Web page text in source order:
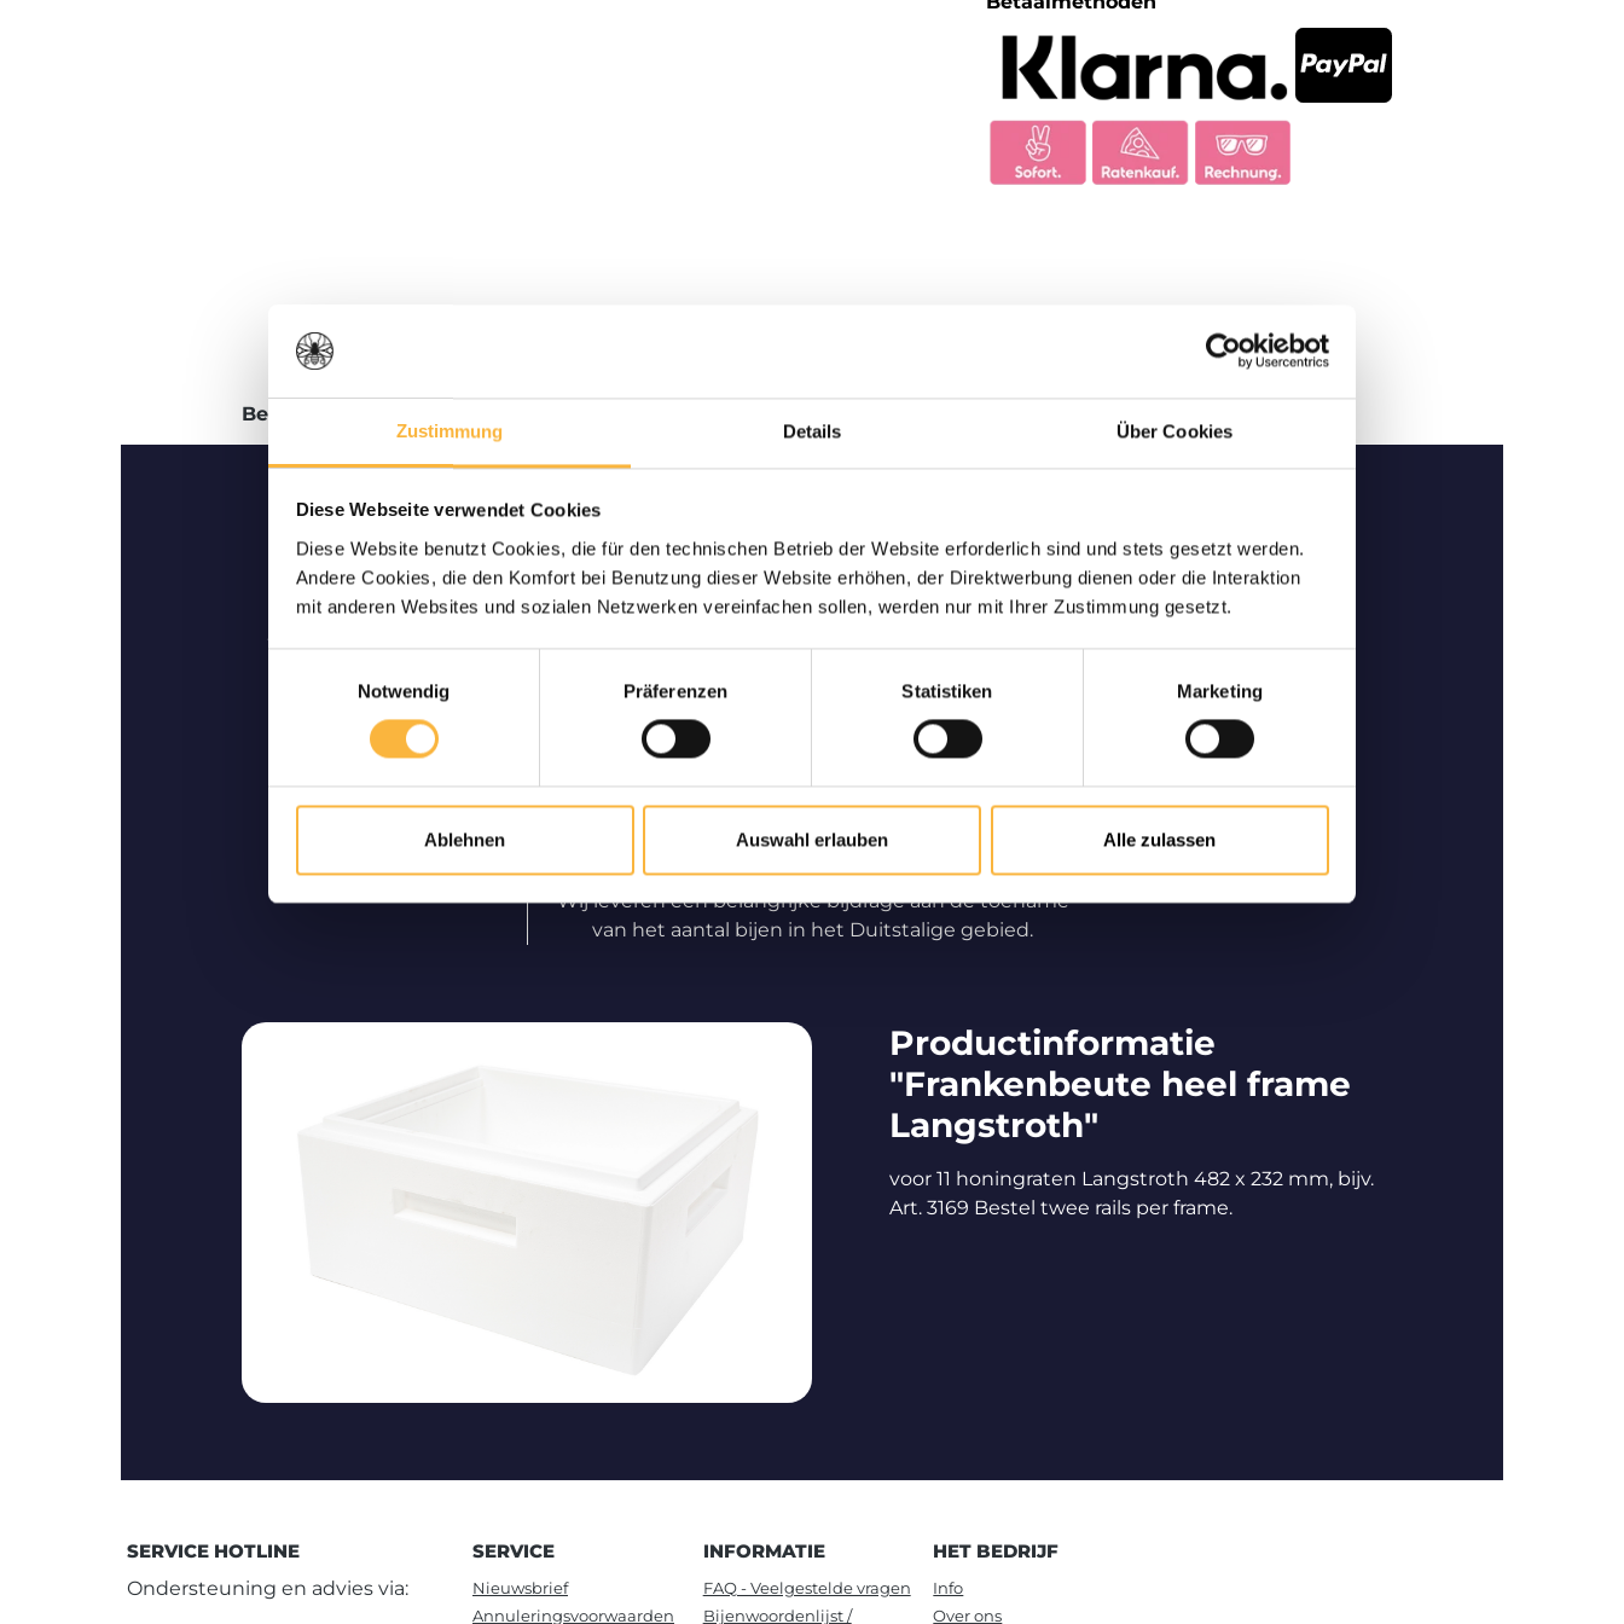
Zustimmung Details Über Cookies
Diese Webseite verwendet Cookies
Diese Website benutzt Cookies, die für den technischen Betrieb der Website erforderlich sind und stets gesetzt werden.
Andere Cookies, die den Komfort bei Benutzung dieser Website erhöhen, der Direktwerbung dienen oder die Interaktion
mit anderen Websites und sozialen Netzwerken vereinfachen sollen, werden nur mit Ihrer Zustimmung gesetzt.
Notwendig
Präferenzen Statistiken Marketing
Ablehnen Auswahl erlauben Alle zulassen
Beschrijving
Levende levering gegarandeerd
Wij garanderen u een levende en veilige levering bij u
Alleen bijen van hoge kwaliteit
Langdurige partner en specialist in het Duitstalige
hoogwaardige bijen.
Professionele bijenteelt
Wij leveren een belangrijke bijdrage aan de toename
van het aantal bijen in het Duitstalige gebied.
Productinformatie
"Frankenbeute heel frame
Langstroth"
voor 11 honingraten Langstroth 482 x 232 mm, bijv.
Art. 3169 Bestel twee rails per frame.
SERVICE HOTLINE
Ondersteuning en advies via:
SERVICE
Nieuwsbrief
Annuleringsvoorwaarden
INFORMATIE
FAQ - Veelgestelde vragen
Bijenwoordenlijst /
HET BEDRIJF
Info
Over ons